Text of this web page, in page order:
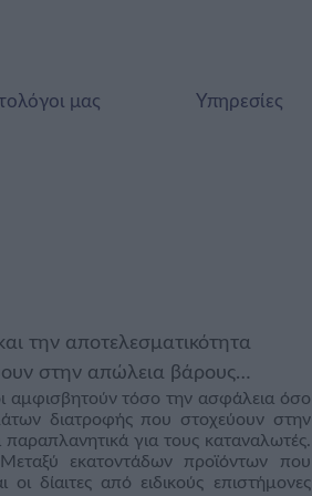
μας Υπηρεσίες
την αποτελεσματικότητα
στην απώλεια βάρους…
αμφισβητούν τόσο την ασφάλεια όσο
διατροφής που στοχεύουν στην
παραπλανητικά για τους καταναλωτές.
εκατοντάδων προϊόντων που
δίαιτες από ειδικούς επιστήμονες